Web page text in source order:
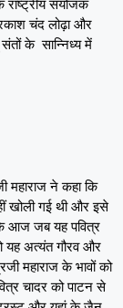
संयोजक
चंद लोढ़ा और
के सान्निध्य में
महाराज ने कहा कि
खोली गई थी और इसे
आज जब यह पवित्र
यह अत्यंत गौरव और
महाराज के भावों को
चादर को पाटन से